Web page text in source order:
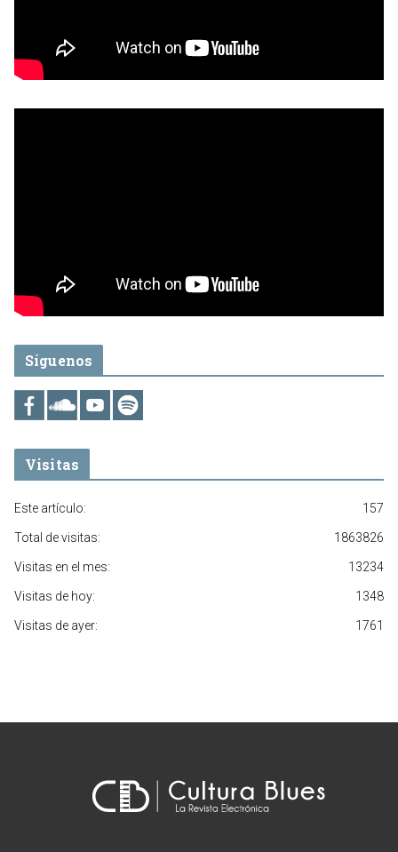
Síguenos
Visitas
157
Este artículo:
1863826
Total de visitas:
13234
Visitas en el mes:
1348
Visitas de hoy:
1761
Visitas de ayer: